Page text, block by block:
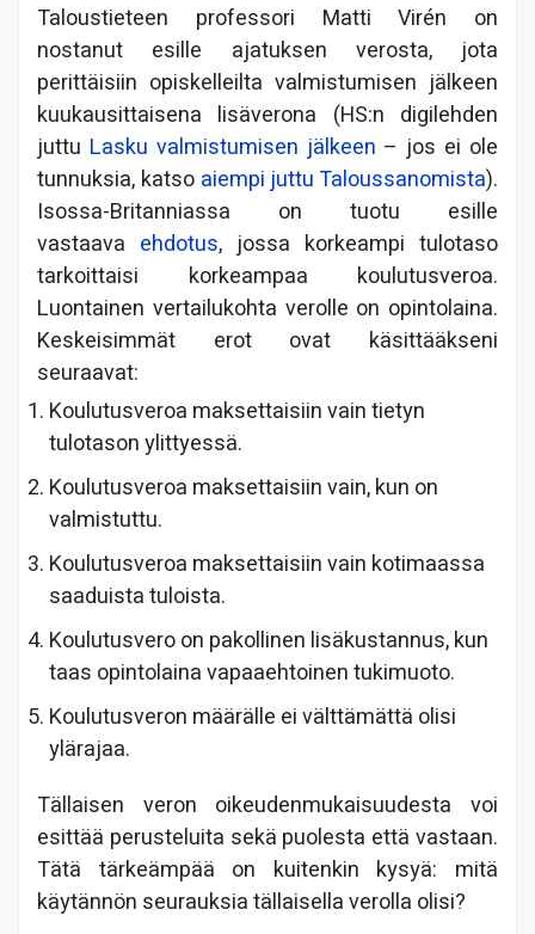
Taloustieteen professori Matti Virén on
nostanut esille ajatuksen verosta, jota
perittäisiin opiskelleilta valmistumisen jälkeen
kuukausittaisena lisäverona (HS:n digilehden
juttu Lasku valmistumisen jälkeen – jos ei ole
tunnuksia, katso aiempi juttu Taloussanomista).
Isossa-Britanniassa on tuotu esille
vastaava ehdotus, jossa korkeampi tulotaso
tarkoittaisi korkeampaa koulutusveroa.
Luontainen vertailukohta verolle on opintolaina.
Keskeisimmät erot ovat käsittääkseni
seuraavat:
Koulutusveroa maksettaisiin vain tietyn
tulotason ylittyessä.
Koulutusveroa maksettaisiin vain, kun on
valmistuttu.
Koulutusveroa maksettaisiin vain kotimaassa
saaduista tuloista.
Koulutusvero on pakollinen lisäkustannus, kun
taas opintolaina vapaaehtoinen tukimuoto.
Koulutusveron määrälle ei välttämättä olisi
ylärajaa.
Tällaisen veron oikeudenmukaisuudesta voi
esittää perusteluita sekä puolesta että vastaan.
Tätä tärkeämpää on kuitenkin kysyä: mitä
käytännön seurauksia tällaisella verolla olisi?